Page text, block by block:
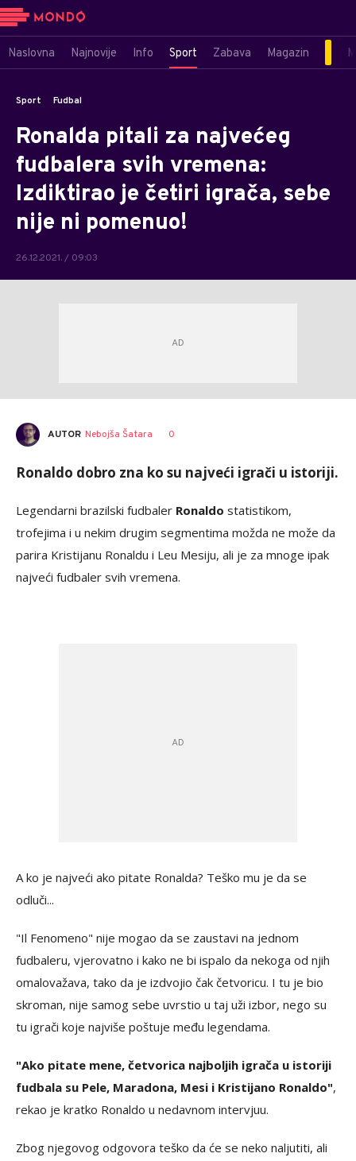
Naslovna Najnovije Info Sport Zabava Magazin
Sport Fudbal
Ronalda pitali za najvećeg
fudbalera svih vremena:
Izdiktirao je četiri igrača, sebe
nije ni pomenuo!
26.12.2021. / 09:03
AUTOR Nebojša Šatara 0
Ronaldo dobro zna ko su najveći igrači u istoriji.
Legendarni brazilski fudbaler Ronaldo statistikom,
trofejima i u nekim drugim segmentima možda ne može da
parira Kristijanu Ronaldu i Leu Mesiju, ali je za mnoge ipak
najveći fudbaler svih vremena.
A ko je najveći ako pitate Ronalda? Teško mu je da se
odluči...
"Il Fenomeno" nije mogao da se zaustavi na jednom
fudbaleru, vjerovatno i kako ne bi ispalo da nekoga od njih
omalovažava, tako da je izdvojio čak četvoricu. I tu je bio
skroman, nije samog sebe uvrstio u taj uži izbor, nego su
tu igrači koje najviše poštuje među legendama.
"Ako pitate mene, četvorica najboljih igrača u istoriji
fudbala su Pele, Maradona, Mesi i Kristijano Ronaldo",
rekao je kratko Ronaldo u nedavnom intervjuu.
Zbog njegovog odgovora teško da će se neko naljutiti, ali